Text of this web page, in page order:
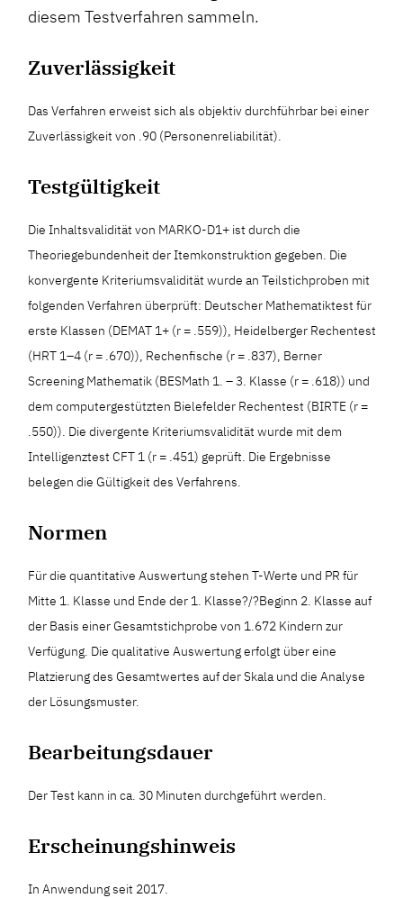
diesem Testverfahren sammeln.
Zuverlässigkeit
Das Verfahren erweist sich als objektiv durchführbar bei einer
Zuverlässigkeit von .90 (Personenreliabilität).
Testgültigkeit
Die Inhaltsvalidität von MARKO-D1+ ist durch die
Theoriegebundenheit der Itemkonstruktion gegeben. Die
konvergente Kriteriumsvalidität wurde an Teilstichproben mit
folgenden Verfahren überprüft: Deutscher Mathematiktest für
erste Klassen (DEMAT 1+ (r = .559)), Heidelberger Rechentest
(HRT 1–4 (r = .670)), Rechenfische (r = .837), Berner
Screening Mathematik (BESMath 1. – 3. Klasse (r = .618)) und
dem computergestützten Bielefelder Rechentest (BIRTE (r =
.550)). Die divergente Kriteriumsvalidität wurde mit dem
Intelligenztest CFT 1 (r = .451) geprüft. Die Ergebnisse
belegen die Gültigkeit des Verfahrens.
Normen
Für die quantitative Auswertung stehen T-Werte und PR für
Mitte 1. Klasse und Ende der 1. Klasse?/?Beginn 2. Klasse auf
der Basis einer Gesamtstichprobe von 1.672 Kindern zur
Verfügung. Die qualitative Auswertung erfolgt über eine
Platzierung des Gesamtwertes auf der Skala und die Analyse
der Lösungsmuster.
Bearbeitungsdauer
Der Test kann in ca. 30 Minuten durchgeführt werden.
Erscheinungshinweis
In Anwendung seit 2017.